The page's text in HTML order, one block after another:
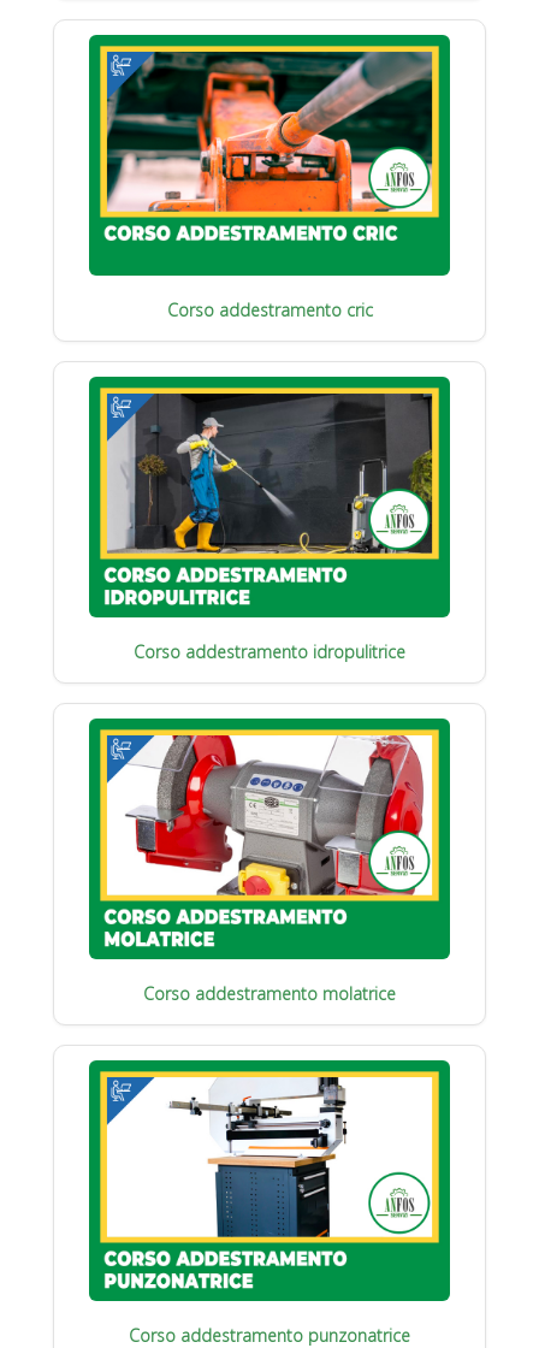
Corso addestramento cric
Corso addestramento idropulitrice
Corso addestramento molatrice
Corso addestramento punzonatrice